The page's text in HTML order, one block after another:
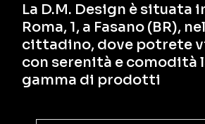
La D.M. Design è situata
Roma, 1, a Fasano (BR),
cittadino, dove potrete
con serenità e comodità
gamma di prodotti